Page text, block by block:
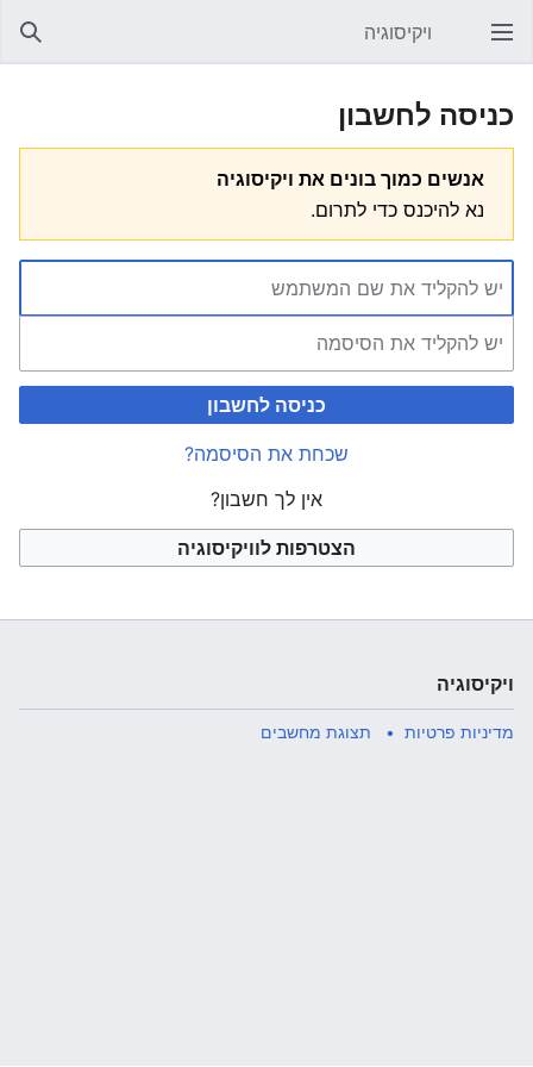
פתיחת התפריט הראשי ויקיסוגיה
כניסה לחשבון
אנשים כמוך בונים את ויקיסוגיה
נא להיכנס כדי לתרום.
כניסה לחשבון
שכחת את הסיסמה?
אין לך חשבון?
הצטרפות לוויקיסוגיה
ויקיסוגיה
מדיניות פרטיות תצוגת מחשבים